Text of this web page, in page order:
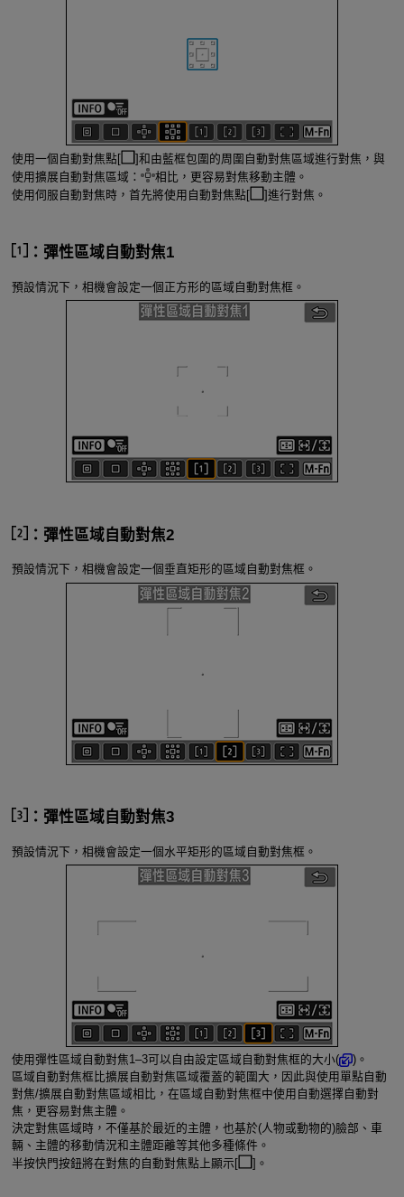
使用一個自動對焦點[
]和由藍框包圍的周圍自動對焦區域進行對焦，與
使用擴展自動對焦區域：
相比，更容易對焦移動主體。
使用伺服自動對焦時，首先將使用自動對焦點[
]進行對焦。
：彈性區域自動對焦1
預設情況下，相機會設定一個正方形的區域自動對焦框。
：彈性區域自動對焦2
預設情況下，相機會設定一個垂直矩形的區域自動對焦框。
：彈性區域自動對焦3
預設情況下，相機會設定一個水平矩形的區域自動對焦框。
使用彈性區域自動對焦1–3可以自由設定區域自動對焦框的大小(
)。
區域自動對焦框比擴展自動對焦區域覆蓋的範圍大，因此與使用單點自動
對焦/擴展自動對焦區域相比，在區域自動對焦框中使用自動選擇自動對
焦，更容易對焦主體。
決定對焦區域時，不僅基於最近的主體，也基於(人物或動物的)臉部、車
輛、主體的移動情況和主體距離等其他多種條件。
半按快門按鈕將在對焦的自動對焦點上顯示[
]。